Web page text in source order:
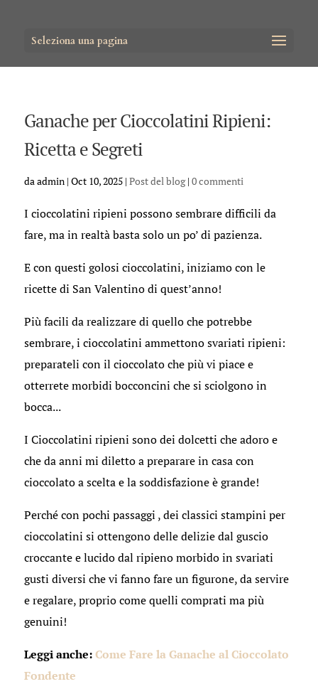
Seleziona una pagina
Ganache per Cioccolatini Ripieni:
Ricetta e Segreti
daadmin| Oct 10, 2025| Post del blog| 0 commenti
I cioccolatini ripieni possono sembrare difficili da
fare, ma in realtà basta solo un po’ di pazienza.
E con questi golosi cioccolatini, iniziamo con le
ricette di San Valentino di quest’anno!
Più facili da realizzare di quello che potrebbe
sembrare, i cioccolatini ammettono svariati ripieni:
preparateli con il cioccolato che più vi piace e
otterrete morbidi bocconcini che si sciolgono in
bocca...
I Cioccolatini ripieni sono dei dolcetti che adoro e
che da anni mi diletto a preparare in casa con
cioccolato a scelta e la soddisfazione è grande!
Perché con pochi passaggi , dei classici stampini per
cioccolatini si ottengono delle delizie dal guscio
croccante e lucido dal ripieno morbido in svariati
gusti diversi che vi fanno fare un figurone, da servire
e regalare, proprio come quelli comprati ma più
genuini!
Leggi anche:Come Fare la Ganache al Cioccolato
Fondente